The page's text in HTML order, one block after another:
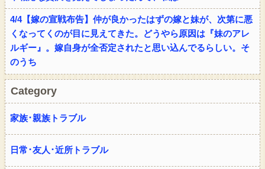
4/4【嫁の宣戦布告】仲が良かったはずの嫁と妹が、次第に悪
くなってくのが目に見えてきた。どうやら原因は『妹のアレ
ルギー』。嫁自身が全否定されたと思い込んでるらしい。そ
のうち
Category
家族･親族トラブル
日常･友人･近所トラブル